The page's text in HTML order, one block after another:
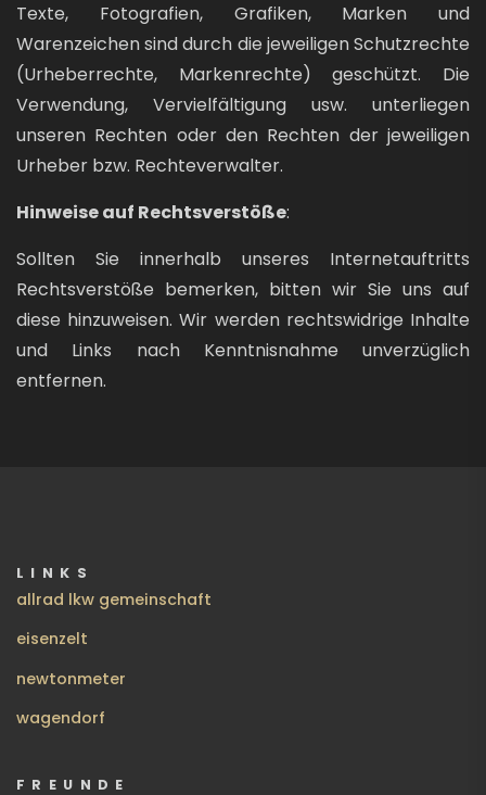
Texte, Fotografien, Grafiken, Marken und
Warenzeichen sind durch die jeweiligen Schutzrechte
(Urheberrechte, Markenrechte) geschützt. Die
Verwendung, Vervielfältigung usw. unterliegen
unseren Rechten oder den Rechten der jeweiligen
Urheber bzw. Rechteverwalter.
Hinweise auf Rechtsverstöße:
Sollten Sie innerhalb unseres Internetauftritts
Rechtsverstöße bemerken, bitten wir Sie uns auf
diese hinzuweisen. Wir werden rechtswidrige Inhalte
und Links nach Kenntnisnahme unverzüglich
entfernen.
LINKS
allrad lkw gemeinschaft
eisenzelt
newtonmeter
wagendorf
FREUNDE